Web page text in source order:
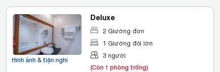
Hình ảnh & tiện nghi
Deluxe
2 Giường đơn
1 Giường đôi lớn
3 người
(Còn 1 phòng trống)